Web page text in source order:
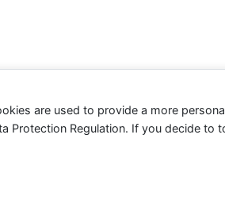
are used to provide a more
Protection Regulation. If you decide